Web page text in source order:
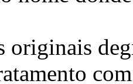
originais